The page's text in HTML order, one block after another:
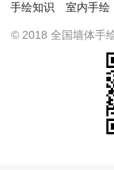
手绘知识 室内手绘
© 2018 全国墙体手